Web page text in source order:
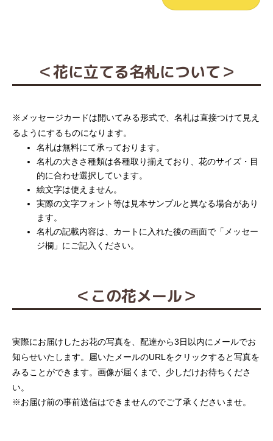
＜花に立てる名札について＞
※メッセージカードは開いてみる形式で、名札は直接つけて見え
るようにするものになります。
名札は無料にて承っております。
名札の大きさ種類は各種取り揃えており、花のサイズ・目
的に合わせ選択しています。
絵文字は使えません。
実際の文字フォント等は見本サンプルと異なる場合があり
ます。
名札の記載内容は、カートに入れた後の画面で「メッセー
ジ欄」にご記入ください。
＜この花メール＞
実際にお届けしたお花の写真を、配達から3日以内にメールでお
知らせいたします。届いたメールのURLをクリックすると写真を
みることができます。画像が届くまで、少しだけお待ちくださ
い。
※お届け前の事前送信はできませんのでご了承くださいませ。